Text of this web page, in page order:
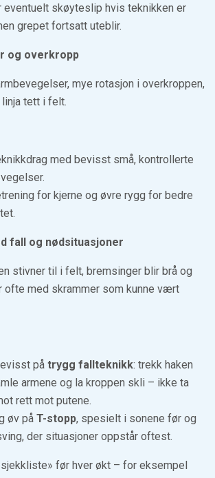
eventuelt skøyteslip hvis teknikken er
grepet fortsatt uteblir.
og overkropp
mye rotasjon i overkroppen,
tett i felt.
med bevisst små, kontrollerte
for kjerne og øvre rygg for bedre
fall og nødsituasjoner
stivner til i felt, bremsinger blir brå og
ofte med skrammer som kunne vært
på trygg fallteknikk: trekk haken
armene og la kroppen skli – ikke ta
rett mot putene.
øv på T-stopp, spesielt i sonene før og
der situasjoner oppstår oftest.
før hver økt – for eksempel